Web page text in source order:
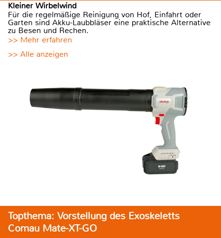
Kleiner Wirbelwind
Für die regelmäßige Reinigung von Hof, Einfahrt oder
Garten sind Akku-Laubbläser eine praktische Alternative
zu Besen und Rechen.
>> Mehr erfahren
>> Alle anzeigen
Topthema: Vorstellung des Exoskeletts
Comau Mate-XT-GO